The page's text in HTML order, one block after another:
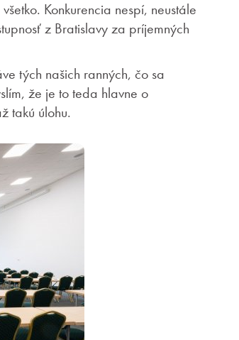
Konkurencia nespí, neustále
z Bratislavy za príjemných
tých našich ranných, čo sa
že je to teda hlavne o
takú úlohu.